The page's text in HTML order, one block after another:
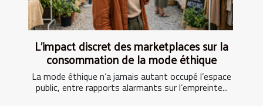
L’impact discret des marketplaces sur la
consommation de la mode éthique
La mode éthique n’a jamais autant occupé l’espace
public, entre rapports alarmants sur l’empreinte...